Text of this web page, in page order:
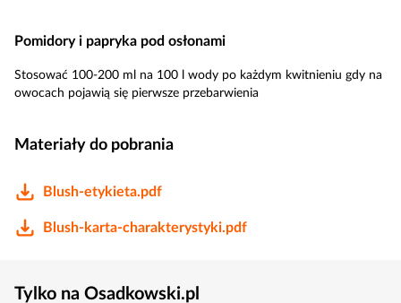
Pomidory i papryka pod osłonami
Stosować 100-200 ml na 100 l wody po każdym kwitnieniu gdy na
owocach pojawią się pierwsze przebarwienia
Materiały do pobrania
Blush-etykieta.pdf
Blush-karta-charakterystyki.pdf
Tylko na Osadkowski.pl